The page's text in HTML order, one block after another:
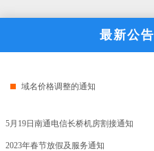
最新公告
域名价格调整的通知
5月19日南通电信长桥机房割接通知
2023年春节放假及服务通知